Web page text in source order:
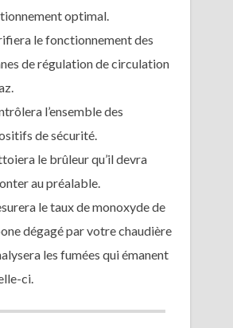
optimal.
le fonctionnement des
de régulation de circulation
l’ensemble des
de sécurité.
le brûleur qu’il devra
au préalable.
le taux de monoxyde de
dégagé par votre chaudière
les fumées qui émanent
ci.